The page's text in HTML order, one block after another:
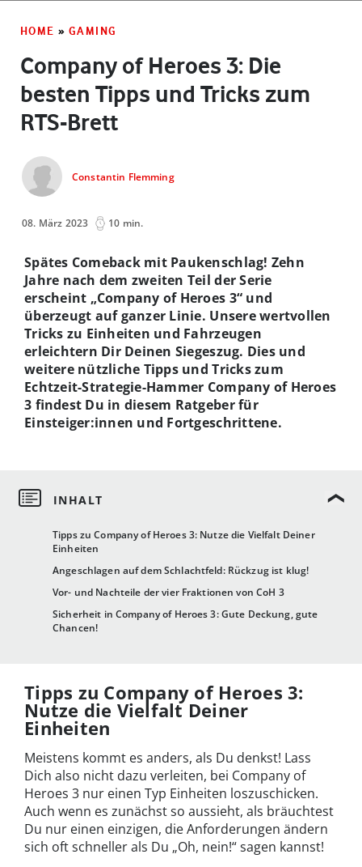
HOME » GAMING
Company of Heroes 3: Die
besten Tipps und Tricks zum
RTS-Brett
Constantin Flemming
08. März 2023 10 min.
Tipps zu Company of Heroes 3: Nutze die Vielfalt Deiner
Einheiten
Angeschlagen auf dem Schlachtfeld: Rückzug ist klug!
Vor- und Nachteile der vier Fraktionen von CoH 3
Sicherheit in Company of Heroes 3: Gute Deckung, gute
Chancen!
Spätes Comeback mit Paukenschlag! Zehn
Jahre nach dem zweiten Teil der Serie
erscheint „Company of Heroes 3“ und
überzeugt auf ganzer Linie. Unsere wertvollen
Tricks zu Einheiten und Fahrzeugen
erleichtern Dir Deinen Siegeszug. Dies und
weitere nützliche Tipps und Tricks zum
Echtzeit-Strategie-Hammer Company of Heroes
3 findest Du in diesem Ratgeber für
Einsteiger:innen und Fortgeschrittene.
Tipps zu Company of Heroes 3:
Nutze die Vielfalt Deiner
Einheiten
Meistens kommt es anders, als Du denkst! Lass
Dich also nicht dazu verleiten, bei Company of
Heroes 3 nur einen Typ Einheiten loszuschicken.
Auch wenn es zunächst so aussieht, als bräuchtest
Du nur einen einzigen, die Anforderungen ändern
sich oft schneller als Du „Oh, nein!“ sagen kannst!